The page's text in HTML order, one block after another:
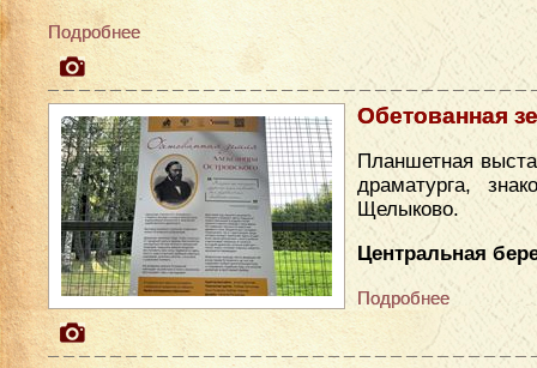
Подробнее
Обетованная
Планшетная
драматурга,
Щелыково.
Центральная
Подробнее